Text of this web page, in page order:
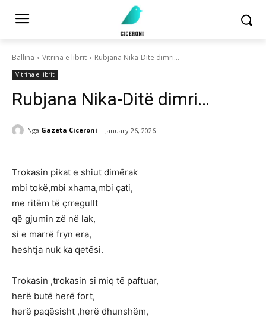
Ballina Vitrina e librit Rubjana Nika-Ditë dimri...
Vitrina e librit
Rubjana Nika-Ditë dimri…
Nga Gazeta Ciceroni January 26, 2026
Trokasin pikat e shiut dimërak
mbi tokë,mbi xhama,mbi çati,
me ritëm të çrregullt
që gjumin zë në lak,
si e marrë fryn era,
heshtja nuk ka qetësi.
Trokasin ,trokasin si miq të paftuar,
herë butë herë fort,
herë paqësisht ,herë dhunshëm,